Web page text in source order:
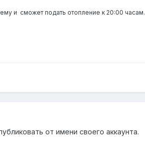
и сможет подать отопление к 20:00 часам.
от имени своего аккаунта.